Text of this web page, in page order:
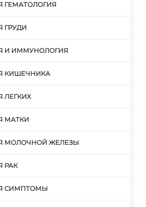
ГЕМАТОЛОГИЯ
ГРУДИ
И ИММУНОЛОГИЯ
КИШЕЧНИКА
ЛЕГКИХ
МАТКИ
МОЛОЧНОЙ ЖЕЛЕЗЫ
РАК
СИМПТОМЫ